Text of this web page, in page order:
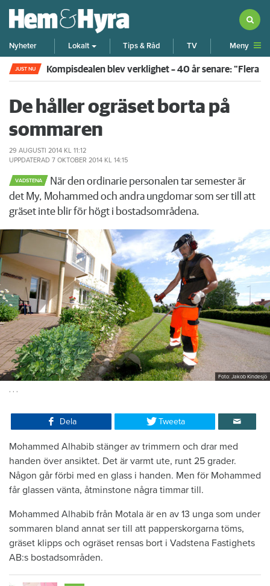
Nyheter Lokalt Tips & Råd TV Meny
JUST NU Kompisdealen blev verklighet – 40 år senare: "Flera
De håller ogräset borta på
sommaren
29 AUGUSTI 2014 KL 11:12
UPPDATERAD 7 OKTOBER 2014 KL 14:15
VADSTENA
När den ordinarie personalen tar semester är
det My, Mohammed och andra ungdomar som ser till att
gräset inte blir för högt i bostadsområdena.
Foto: Jakob Kindesjö
, , ,
Dela Tweeta
Mohammed Alhabib stänger av trimmern och drar med
handen över ansiktet. Det är varmt ute, runt 25 grader.
Någon går förbi med en glass i handen. Men för Mohammed
får glassen vänta, åtminstone några timmar till.
Mohammed Alhabib från Motala är en av 13 unga som under
sommaren bland annat ser till att papperskorgarna töms,
gräset klipps och ogräset rensas bort i Vadstena Fastighets
AB:s bostadsområden.